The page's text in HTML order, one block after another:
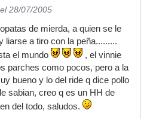
el 28/07/2005
de mierda, a quien se le
liarse a tiro con la peña.........
el mundo
, el vinnie
parches como pocos, pero a la
bueno y lo del ride q dice pollo
sabian, creo q es un HH de
del todo, saludos.